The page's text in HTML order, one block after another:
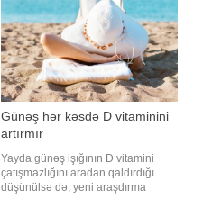
Günəş hər kəsdə D vitaminini
artırmır
Yayda günəş işığının D vitamini
çatışmazlığını aradan qaldırdığı
düşünülsə də, yeni araşdırma